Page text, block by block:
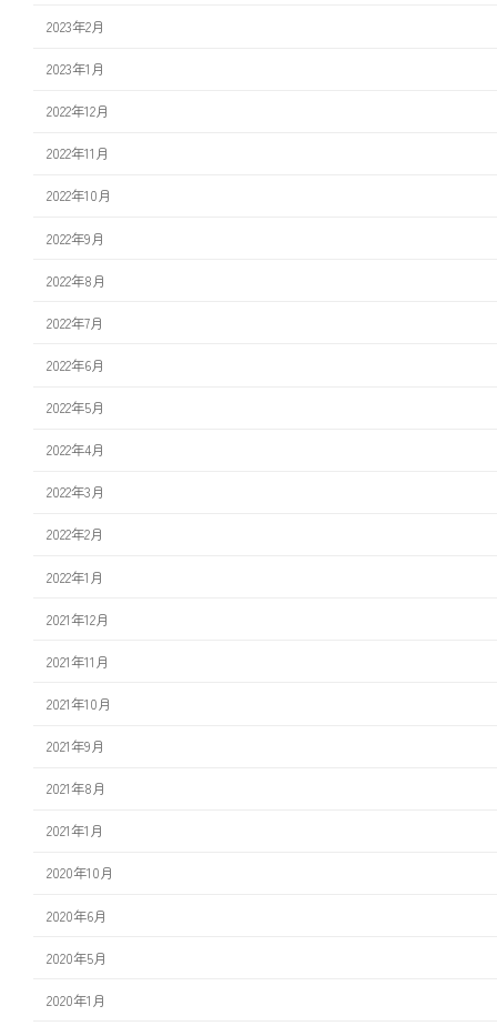
2023年2月
2023年1月
2022年12月
2022年11月
2022年10月
2022年9月
2022年8月
2022年7月
2022年6月
2022年5月
2022年4月
2022年3月
2022年2月
2022年1月
2021年12月
2021年11月
2021年10月
2021年9月
2021年8月
2021年1月
2020年10月
2020年6月
2020年5月
2020年1月